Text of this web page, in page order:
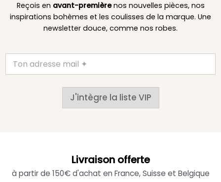
Reçois en avant-premièrenos nouvelles pièces, nos
inspirations bohèmes et les coulisses de la marque. Une
newsletter douce, comme nos robes.
J'intègre la liste VIP
Livraison offerte
à partir de 150€ d'achat en France, Suisse et Belgique